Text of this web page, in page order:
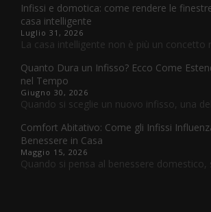
Infissi e domotica: come rendere le
casa intelligente
Luglio 31, 2026
La casa intelligente non è più un concetto
Quanto Dura un Infisso? Ecco Come
nel Tempo
Giugno 30, 2026
Quando si sceglie un nuovo infisso, una
Comfort Abitativo: Come gli Infissi
Benessere in Casa
Maggio 15, 2026
Quando si pensa al benessere domestico,